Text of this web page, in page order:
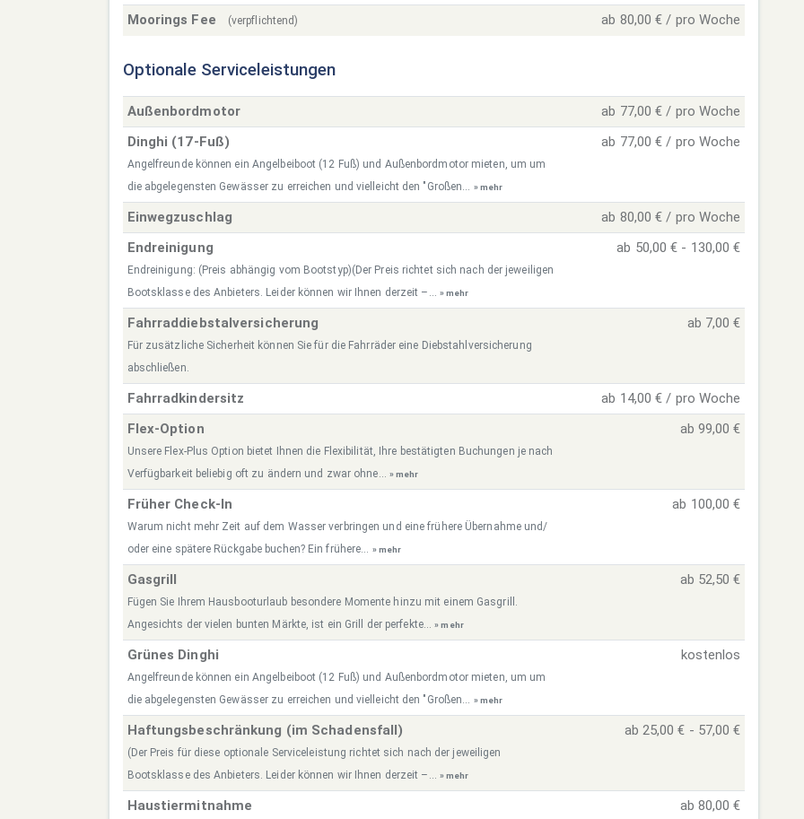
Moorings Fee
(verpflichtend) ab 80,00 € / pro Woche
Optionale Serviceleistungen
Außenbordmotor
ab 77,00 € / pro Woche
Dinghi (17-Fuß)
Angelfreunde können ein Angelbeiboot (12 Fuß) und Außenbordmotor mieten, um um
die abgelegensten Gewässer zu erreichen und vielleicht den "Großen... » mehr
ab 77,00 € / pro Woche
Einwegzuschlag
ab 80,00 € / pro Woche
Endreinigung
Endreinigung: (Preis abhängig vom Bootstyp)(Der Preis richtet sich nach der jeweiligen
Bootsklasse des Anbieters. Leider können wir Ihnen derzeit –... » mehr
ab 50,00 € - 130,00 €
Fahrraddiebstalversicherung
Für zusätzliche Sicherheit können Sie für die Fahrräder eine Diebstahlversicherung
abschließen.
ab 7,00 €
Fahrradkindersitz
ab 14,00 € / pro Woche
Flex-Option
Unsere Flex-Plus Option bietet Ihnen die Flexibilität, Ihre bestätigten Buchungen je nach
Verfügbarkeit beliebig oft zu ändern und zwar ohne... » mehr
ab 99,00 €
Früher Check-In
Warum nicht mehr Zeit auf dem Wasser verbringen und eine frühere Übernahme und/
oder eine spätere Rückgabe buchen? Ein frühere... » mehr
ab 100,00 €
Gasgrill
Fügen Sie Ihrem Hausbooturlaub besondere Momente hinzu mit einem Gasgrill.
Angesichts der vielen bunten Märkte, ist ein Grill der perfekte...» mehr
ab 52,50 €
Grünes Dinghi
Angelfreunde können ein Angelbeiboot (12 Fuß) und Außenbordmotor mieten, um um
die abgelegensten Gewässer zu erreichen und vielleicht den "Großen... » mehr
kostenlos
Haftungsbeschränkung (im Schadensfall)
(Der Preis für diese optionale Serviceleistung richtet sich nach der jeweiligen
Bootsklasse des Anbieters. Leider können wir Ihnen derzeit –... » mehr
ab 25,00 € - 57,00 €
Haustiermitnahme ab 80,00 €